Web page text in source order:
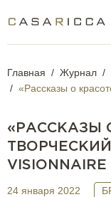
Главная Журнал
«Рассказы о
«РАССКАЗЫ
VISIONNAIRE
24 января 2022